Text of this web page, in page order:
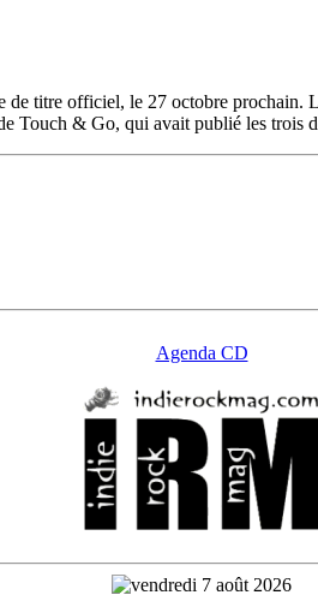
titre officiel, le 27 octobre
Touch & Go, qui avait publié les trois
Agenda CD